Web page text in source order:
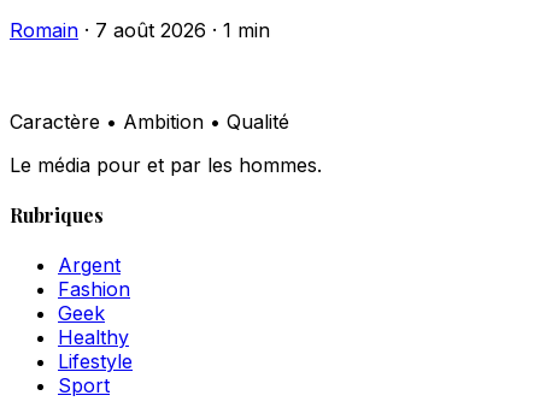
Romain · 7 août 2026 · 1 min
Caractère • Ambition • Qualité
Le média pour et par les hommes.
Rubriques
Argent
Fashion
Geek
Healthy
Lifestyle
Sport